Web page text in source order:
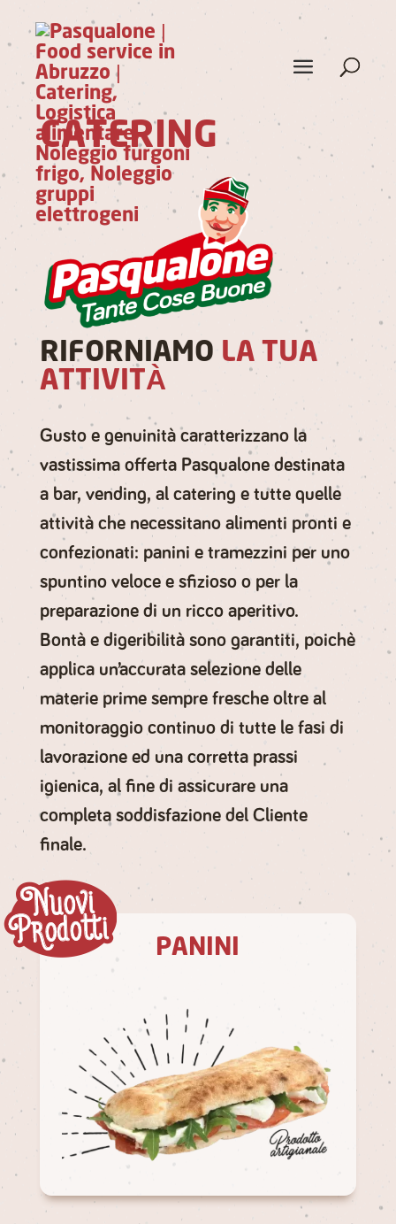
CATERING
RIFORNIAMO LA TUA
ATTIVITÀ
Gusto e genuinitàcaratterizzano la
vastissima offerta Pasqualone destinata
a bar, vending, al catering e tutte quelle
attività che necessitano alimenti pronti e
confezionati: panini e tramezzini per uno
spuntino veloce e sfiziosoo per la
preparazione di un ricco aperitivo.
Bontà e digeribilitàsono garantiti, poichè
applica un’accurata selezione delle
materie prime sempre frescheoltre al
monitoraggio continuo di tutte le fasi di
lavorazione ed una corretta prassi
igienica, al fine di assicurare una
completa soddisfazione del Cliente
finale.
PANINI